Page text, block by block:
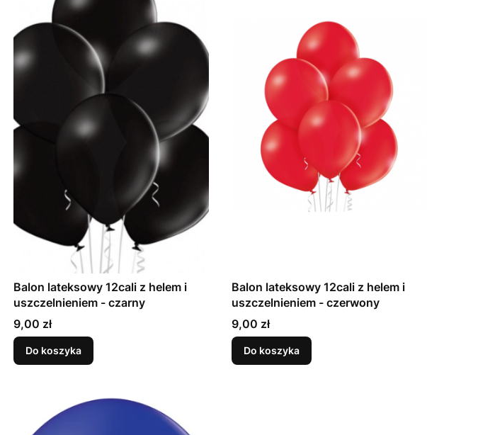
Balon lateksowy 12cali z helem i
uszczelnieniem - czarny
Cena
9,00 zł
Do koszyka
Balon lateksowy 12cali z helem i
uszczelnieniem - czerwony
Cena
9,00 zł
Do koszyka